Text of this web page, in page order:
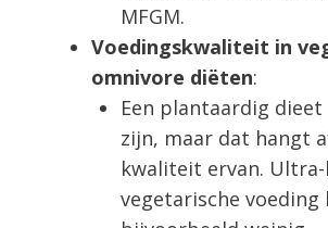
MFGM.
Voedingskwaliteit in
omnivore diëten:
Een plantaardig dieet
zijn, maar dat hangt
kwaliteit ervan.
vegetarische voeding